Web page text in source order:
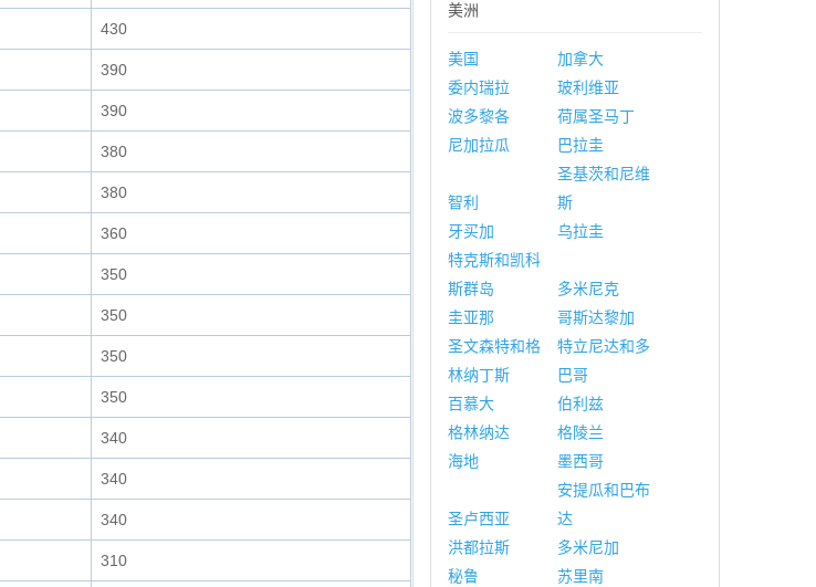
430
390
390
380
380
360
350
350
350
350
340
340
340
310
美洲
美国
加拿大
委内瑞拉
玻利维亚
波多黎各
荷属圣马丁
尼加拉瓜
巴拉圭
智利
圣基茨和尼维
斯
牙买加
乌拉圭
特克斯和凯科
斯群岛
多米尼克
圭亚那
哥斯达黎加
圣文森特和格
林纳丁斯
特立尼达和多
巴哥
百慕大
伯利兹
格林纳达
格陵兰
海地
墨西哥
圣卢西亚
安提瓜和巴布
达
洪都拉斯
多米尼加
秘鲁
苏里南